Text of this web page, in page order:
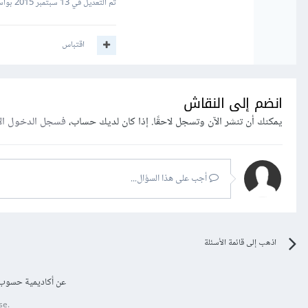
اقتباس
انضم إلى النقاش
يمكنك أن تنشر الآن وتسجل لاحقًا. إذا كان لديك حساب،فسجل الدخول
أجب على هذا السؤال...
اذهب إلى قائمة الأسئلة
عن أكاديمية